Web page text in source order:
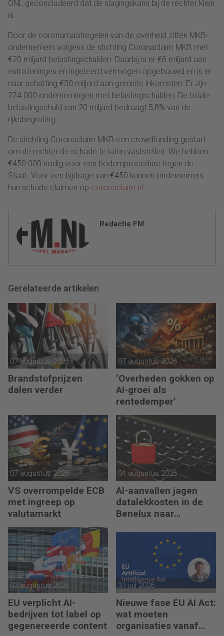
ONL geconcludeerd dat de slagingskans bij de rechter klein
is.
Door de coronamaatregelen van de overheid zitten MKB-
ondernemers volgens de stichting Coronaclaim MKB met
€20 miljard belastingschulden. Daarbij is er €6 miljard aan
extra leningen en ingeteerd vermogen opgebouwd en is er
naar schatting €30 miljard aan gemiste inkomsten. Er zijn
274.000 ondernemingen met belastingschulden. De totale
belastingschuld van 20 miljard bedraagt 5,8% van de
rijksbegroting.
De stichting Coronaclaim MKB een crowdfunding gestart
om de rechter de schade te laten vaststellen. We hebben
€450.000 nodig voor een bodemprocedure tegen de
Staat. Voor een bijdrage van €450 kunnen ondernemers
hun schade claimen op coronaclaim.nl.
Redactie FM
Gerelateerde artikelen
07 augustus 2026
Brandstofprijzen
dalen verder
07 augustus 2026
‘Overheden gokken op
AI-groei als
rentedemper’
07 augustus 2026
VS overrompelde ECB
met ingreep op
valutamarkt
04 augustus 2026
AI-aanvallen jagen
datalekkosten in de
Benelux naar
03 augustus 2026
EU verplicht AI-
bedrijven tot label op
gegenereerde content
31 juli 2026
Nieuwe fase EU AI Act:
wat moeten
organisaties vanaf